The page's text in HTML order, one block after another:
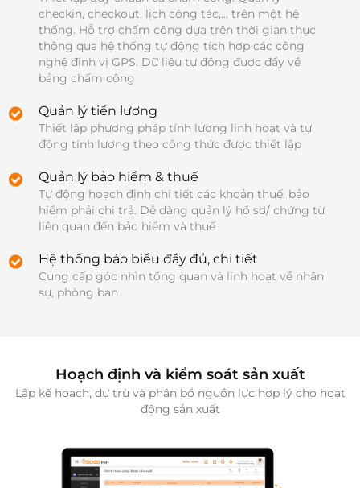
checkin, checkout, lịch công tác,... trên một hệ
thống. Hỗ trợ chấm công dựa trên thời gian thực
thông qua hệ thống tự động tích hợp các công
nghệ định vị GPS. Dữ liệu tự động được đẩy về
bảng chấm công
Quản lý tiền lương
Thiết lập phương pháp tính lương linh hoạt và tự
động tính lương theo công thức được thiết lập
Quản lý bảo hiểm & thuế
Tự động hoạch định chi tiết các khoản thuế, bảo
hiểm phải chi trả. Dễ dàng quản lý hồ sơ/ chứng từ
liên quan đến bảo hiểm và thuế
Hệ thống báo biểu đầy đủ, chi tiết
Cung cấp góc nhìn tổng quan và linh hoạt về nhân
sự, phòng ban
Hoạch định và kiểm soát sản xuất
Lập kế hoạch, dự trù và phân bổ nguồn lực hợp lý cho hoạt
động sản xuất